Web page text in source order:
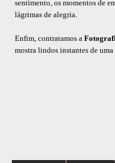
sentimento, os momentos de
lágrimas de alegria.
Enfim, contratamos a
mostra lindos instantes de